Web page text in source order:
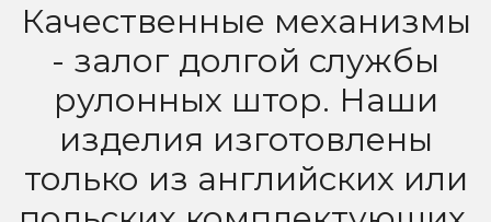
Качественные механизмы
- залог долгой службы
рулонных штор. Наши
изделия изготовлены
только из английских или